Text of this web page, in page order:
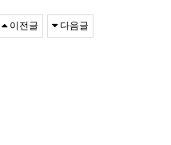
이전글 다음글